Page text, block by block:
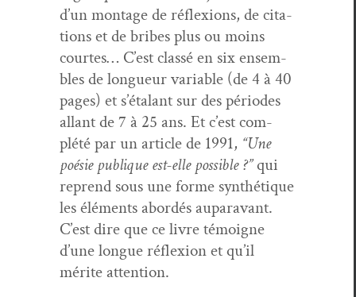
d’un mon­tage de réflex­ions, de cita­
tions et de bribes plus ou moins
cour­tes… C’est classé en six ensem­
bles de longueur vari­able (de 4 à 40
pages) et s’é­ta­lant sur des péri­odes
allant de 7 à 25 ans. Et c’est com­
plété par un arti­cle de 1991, “Une
poésie publique est-elle pos­si­ble ?”qui
reprend sous une forme syn­thé­tique
les élé­ments abor­dés aupar­a­vant.
C’est dire que ce livre témoigne
d’une longue réflex­ion et qu’il
mérite attention.